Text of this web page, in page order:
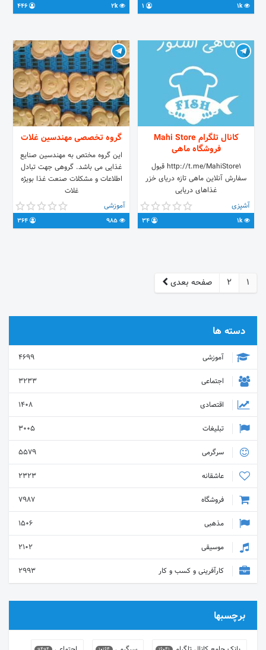
1k
2k
کانال تلگرام Mahi Store
فروشگاه ماهی
http://t.me/MahiStore1 قبول
سفارش آنلاين ماهی تازه دريای خزر
غذاهای دریایی
آشپزی
1k
گروه تخصصی مهندسین غلات
این گروه مختص به مهندسین صنایع
غذایی می باشد. گروهی جهت تبادل
اطلاعات و مشکلات صنعت غذا بویژه
غلات
آموزشی
1
2 صفحه بعدی
دسته ها
آموزشی
4699
اجتماعی
3233
اقتصادی
1408
تبلیغات
3005
سرگرمی
5579
عاشقانه
2323
فروشگاه
7987
مذهبی
1506
موسیقی
2102
کارآفرینی و کسب و کار
2993
برچسبها